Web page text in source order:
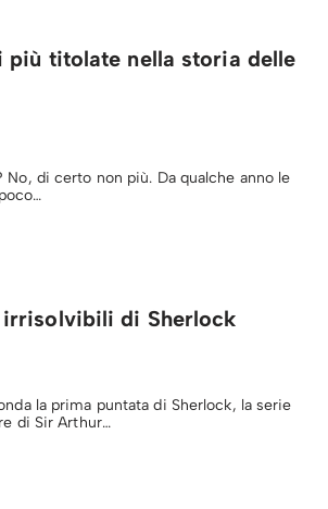
più titolate nella storia delle
No, di certo non più. Da qualche anno le
di Sherlock
la prima puntata di Sherlock, la serie
di Sir Arthur…